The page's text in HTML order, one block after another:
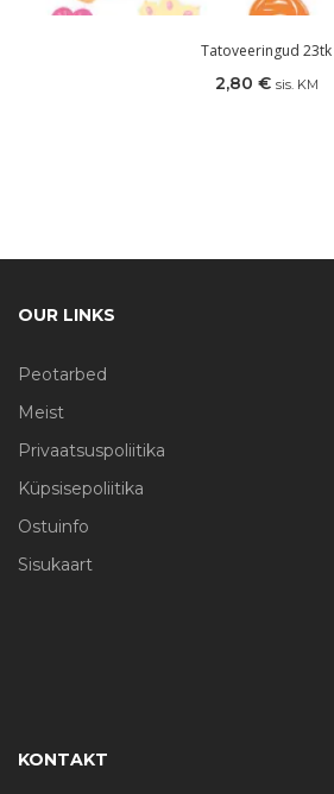
Tatoveeringud 23tk
2,80 € sis. KM
OUR LINKS
Peotarbed
Meist
Privaatsuspoliitika
Küpsisepoliitika
Ostuinfo
Sisukaart
KONTAKT